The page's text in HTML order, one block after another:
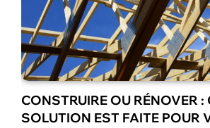
LES MEILLEURES
CENTRES DE LOISIRS EN ÉTÉ